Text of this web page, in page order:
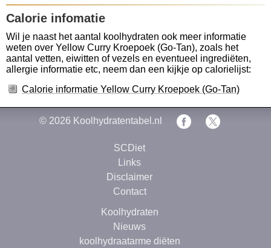
Calorie infomatie
Wil je naast het aantal koolhydraten ook meer informatie
weten over Yellow Curry Kroepoek (Go-Tan), zoals het
aantal vetten, eiwitten of vezels en eventueel ingrediëten,
allergie informatie etc, neem dan een kijkje op calorielijst:
Calorie informatie Yellow Curry Kroepoek (Go-Tan)
© 2026 Koolhydratentabel.nl
SCDiet
Links
Disclaimer
Contact
Koolhydraten
Nieuws
koolhydraatarme diëten